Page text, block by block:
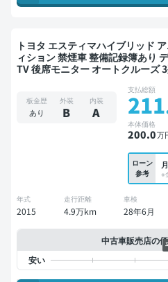
トヨタ エスティマハイブリッド
ィション 禁煙車 整備記録簿あり ディスプレイオーディオ
TV 後席モニター オートクルーズ
板金歴
あり
外装
B
内装
A
支払総額
211
本体価格
200.0万
ローン
参考
※
年式
2015
走行距離
4.9万km
車検
28年6月
中古車販売店の